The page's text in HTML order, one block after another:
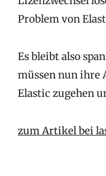
Problem von
Es bleibt also
müssen nun ihre
Elastic zugehen
zum Artikel bei